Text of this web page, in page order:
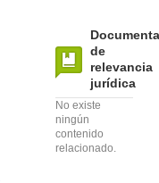
de
relevancia
jurídica
No existe
ningún
contenido
relacionado.